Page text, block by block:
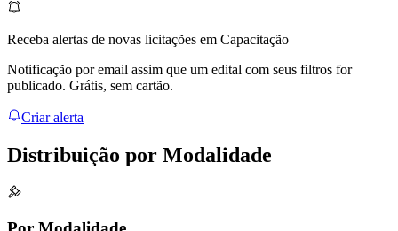
Receba alertas de novas licitações em Capacitação
Notificação por email assim que um edital com seus filtros for
publicado. Grátis, sem cartão.
Criar alerta
Distribuição por Modalidade